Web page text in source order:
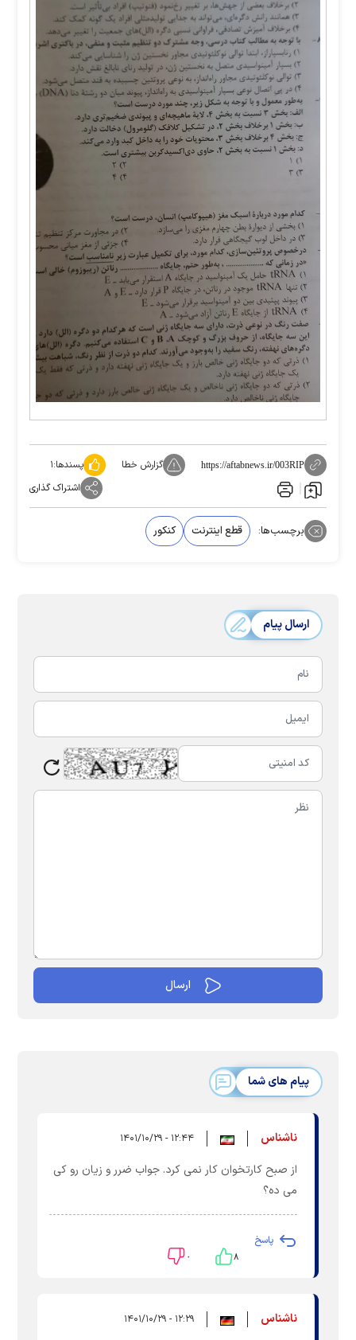
https://aftabnews.ir/003RIP گزارش خطا پسندها:۱
اشتراک گذاری
برچسب‌ها: قطع اینترنت کنکور
ارسال پیام
پیام های شما
ناشناس ۱۲:۴۴ - ۱۴۰۱/۱۰/۲۹
از صبح کارتخوان کار نمی کرد. جواب ضرر و زیان رو کی
می ده؟
پاسخ
۸ ۰
ناشناس ۱۲:۲۹ - ۱۴۰۱/۱۰/۲۹